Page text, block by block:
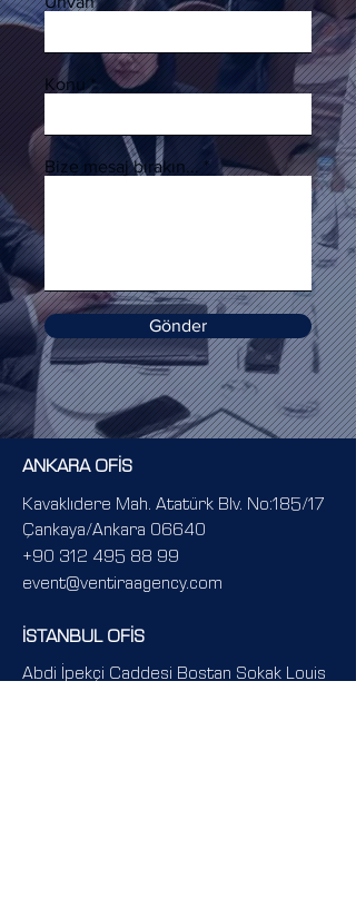
Konu
Bize mesaj bırakın...
Gönder
ANKARA OFİS
Kavaklıdere Mah. Atatürk Blv. No:185/17
Çankaya/Ankara 06640
+90 312 495 88 99
event@ventiraagency.com
İSTANBUL OFİS
Abdi İpekçi Caddesi Bostan Sokak Louis